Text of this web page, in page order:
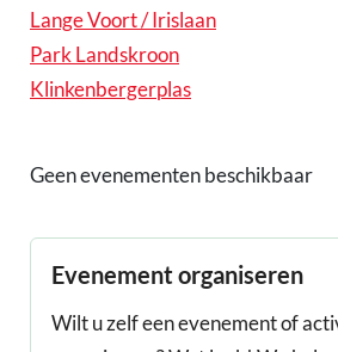
Lange Voort / Irislaan
Park Landskroon
Klinkenbergerplas
Geen evenementen beschikbaar
Evenement organiseren
Wilt u zelf een evenement of